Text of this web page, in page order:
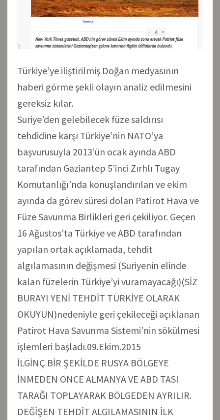
Türkiye’ye iliştirilmiş Doğan medyasının
haberi görme şekli olayın analiz edilmesini
gereksiz kılar.
Suriye’den gelebilecek füze saldırısı
tehdidine karşı Türkiye’nin NATO’ya
başvurusuyla 2013’ün ocak ayında ABD
tarafından Gaziantep 5’inci Zırhlı Tugay
Komutanlığı’nda konuşlandırılan ve ekim
ayında da görev süresi dolan Patirot Hava ve
Füze Savunma Birlikleri geri çekiliyor. Geçen
16 Ağustos’ta Türkiye ve ABD tarafından
yapılan ortak açıklamada, tehdit
algılamasının değişmesi (Suriyenin elinde
kalan füzelerin Türkiye’yi vuramayacağı)(SİZ
BURAYI YENİ TEHDİT TÜRKİYE OLARAK
OKUYUN)nedeniyle geri çekileceği açıklanan
Patirot Hava Savunma Sistemi’nin sökülmesi
işlemleri başladı.09.Ekim.2015
İLGİNÇ BİR ŞEKİLDE RUSYA BÖLGEYE
İNMEDEN ÖNCE ALMANYA VE ABD TASI
TARAĞI TOPLAYARAK BÖLGEDEN AYRILIR.
DEĞİŞEN TEHDİT ALGILAMASININ İLK